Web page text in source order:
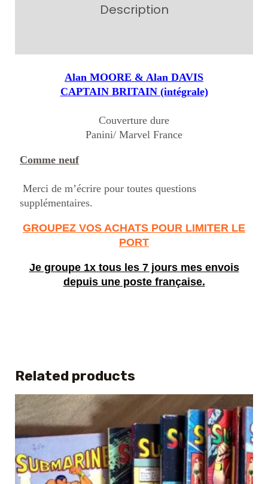
Description
Alan MOORE & Alan DAVIS
CAPTAIN BRITAIN (intégrale)
Couverture dure
Panini/ Marvel France
Comme neuf
Merci de m’écrire pour toutes questions
supplémentaires.
GROUPEZ VOS ACHATS POUR LIMITER LE
PORT
Je groupe 1x tous les 7 jours mes envois
depuis une poste française.
Related products